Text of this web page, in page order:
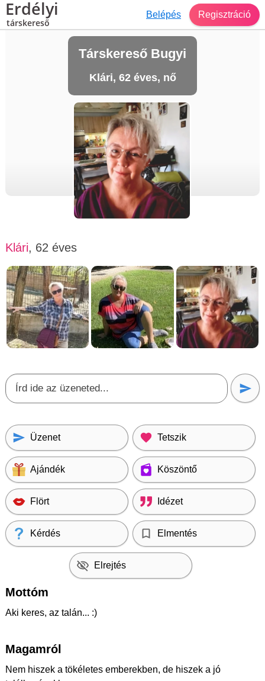
Erdélyi
társkereső
Belépés Regisztráció
Társkereső Bugyi
Klári, 62 éves, nő
Klári, 62 éves
Üzenet Tetszik
Ajándék Köszöntő
Flört Idézet
Kérdés Elmentés
Elrejtés
Mottóm
Aki keres, az talán... :)
Magamról
Nem hiszek a tökéletes emberekben, de hiszek a jó